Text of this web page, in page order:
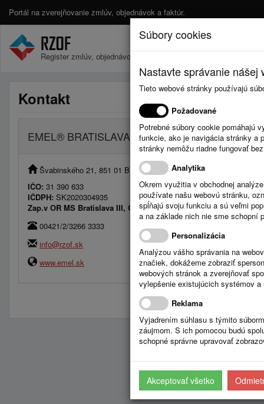
Portál na zverejňovanie zmlúv, objednávok a faktúr.
Register zmlúv, objednávok a faktúr.
Kontakt
EMEL® BRATISLAVA, s. r. o.
Švabinského 21, 851 01 Bratislava, Slovenská republika
IČO: 31 390 633
IČDPH: SK2020304935
Zap.v OR MS Bratislava III, Odd: Sro, Vložka č. 8538/B
00421/2/3266 3333
info@rzof.sk
www.emel.sk
Súbory cookies
Nastavte správanie
Tieto webové stránky používajú
Požadované
Potrebné súbory cookie pomáhajú
funkcie, ako je navigácia stránky a
stránky nemôžu riadne fungovať
Analytika
Okrem využitia v obchodnej
používate našu webovú stránku,
spĺňajú svoju funkciu a sú veľmi
a na základe nich nie sme schopní
Personalizácia
Analýzou vášho správania na
značiek, dokážeme zobraziť
webových stránok a zverejňovať
vylepšenie existujúcich systémov
Reklama
Vyjadrením súhlasu s týmito
záujmom. S ich pomocou budú
schopné správne upravovať
Akceptovať všetko